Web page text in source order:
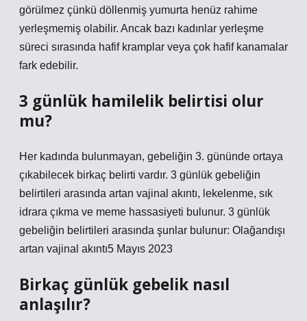
görülmez çünkü döllenmiş yumurta henüz rahime
yerleşmemiş olabilir. Ancak bazı kadınlar yerleşme
süreci sırasında hafif kramplar veya çok hafif kanamalar
fark edebilir.
3 günlük hamilelik belirtisi olur
mu?
Her kadında bulunmayan, gebeliğin 3. gününde ortaya
çıkabilecek birkaç belirti vardır. 3 günlük gebeliğin
belirtileri arasında artan vajinal akıntı, lekelenme, sık
idrara çıkma ve meme hassasiyeti bulunur. 3 günlük
gebeliğin belirtileri arasında şunlar bulunur: Olağandışı
artan vajinal akıntı5 Mayıs 2023
Birkaç günlük gebelik nasıl
anlaşılır?